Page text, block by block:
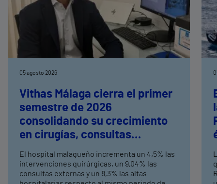
05 agosto 2026
Vithas Málaga cierra el primer
semestre de 2026
consolidando su crecimiento
en cirugías, consultas
El hospital malagueño incrementa un 4,5% las
intervenciones quirúrgicas, un 9,04% las
consultas externas y un 8,3% las altas